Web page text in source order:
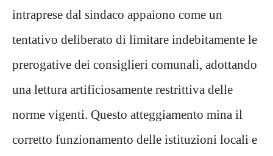
intraprese dal sindaco appaiono come un
tentativo deliberato di limitare indebitamente le
prerogative dei consiglieri comunali, adottando
una lettura artificiosamente restrittiva delle
norme vigenti. Questo atteggiamento mina il
corretto funzionamento delle istituzioni locali e